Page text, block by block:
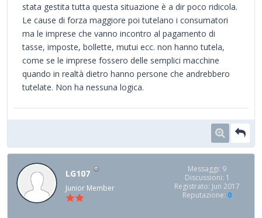
stata gestita tutta questa situazione è a dir poco ridicola.
Le cause di forza maggiore poi tutelano i consumatori
ma le imprese che vanno incontro al pagamento di
tasse, imposte, bollette, mutui ecc. non hanno tutela,
come se le imprese fossero delle semplici macchine
quando in realtà dietro hanno persone che andrebbero
tutelate. Non ha nessuna logica.
LG107
Junior Member
Messaggi: 9
Discussioni: 1
Registrato: Jun 2017
Reputazione: 0